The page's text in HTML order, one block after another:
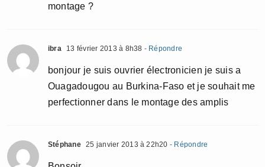
montage ?
ibra 13 février 2013 à 8h38 - Répondre
bonjour je suis ouvrier électronicien je suis a
Ouagadougou au Burkina-Faso et je souhait me
perfectionner dans le montage des amplis
Stéphane 25 janvier 2013 à 22h20 - Répondre